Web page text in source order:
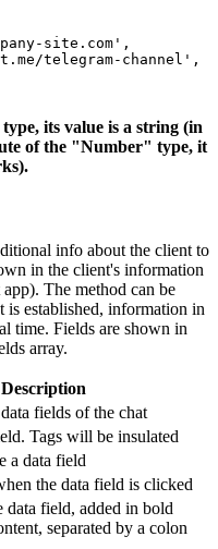
site.com',
telegram-channel',
its value is a string (in
of the "Number" type, it
info about the client to
in the client's information
The method can be
is established, information in
time. Fields are shown in
array.
Description
fields of the chat
Tags will be insulated
a data field
the data field is clicked
data field, added in bold
separated by a colon